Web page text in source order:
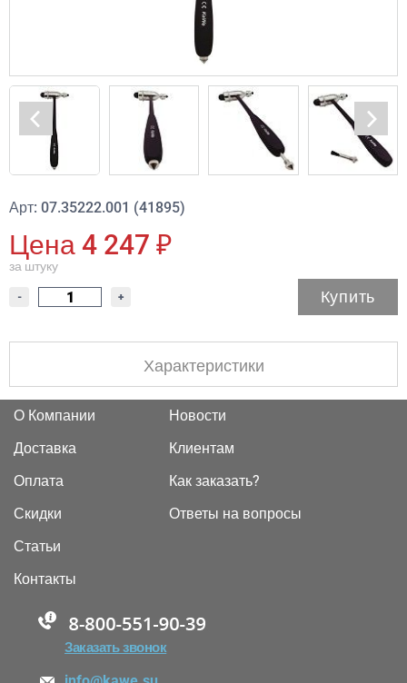
Арт: 07.35222.001 (41895)
Цена 4 247 ₽
за штуку
- + Купить
Характеристики
О Компании
Доставка
Оплата
Скидки
Новости
Клиентам
Как заказать?
Ответы на вопросы
Статьи
Контакты
88005555550
Заказать звонок